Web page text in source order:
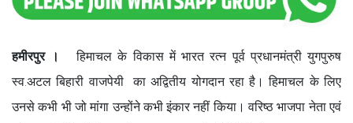
हमीरपुर ।
हिमाचल के विकास में भारत रत्न पूर्व प्रधानमंत्री युगपुरुष
स्व.अटल बिहारी वाजपेयी का अद्वितीय योगदान रहा है। हिमाचल के लिए
उनसे कभी भी जो मांगा उन्होंने कभी इंकार नहीं किया। वरिष्ठ भाजपा नेता एवं